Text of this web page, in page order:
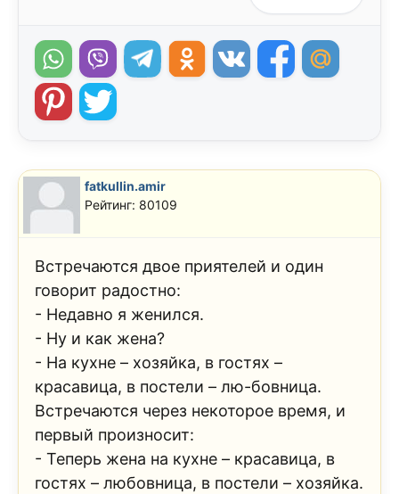
fatkullin.amir
Рейтинг: 80109
Встречаются двое приятелей и один
говорит радостно:
- Недавно я женился.
- Ну и как жена?
- На кухне – хозяйка, в гостях –
красавица, в постели – лю-бовница.
Встречаются через некоторое время, и
первый произносит:
- Теперь жена на кухне – красавица, в
гостях – любовница, в постели – хозяйка.